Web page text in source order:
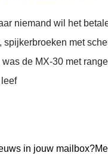
niemand wil het
spijkerbroeken met
was de MX-30 met
in jouw